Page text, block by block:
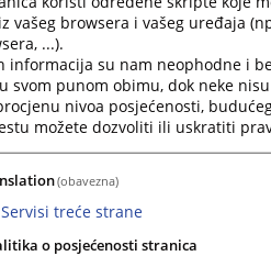
na pripremnom ročištu,
na prirodu spora i druge
medijacije, kako je
mogu staviti i stranke
ZPP).
vašeg browsera i vašeg uređaja
...).
informacija su nam neophodne i
svom punom obimu, dok neke
nivoa posjećenosti,
možete dozvoliti ili uskratiti
(obavezna)
Servisi treće strane
o posjećenosti stranica